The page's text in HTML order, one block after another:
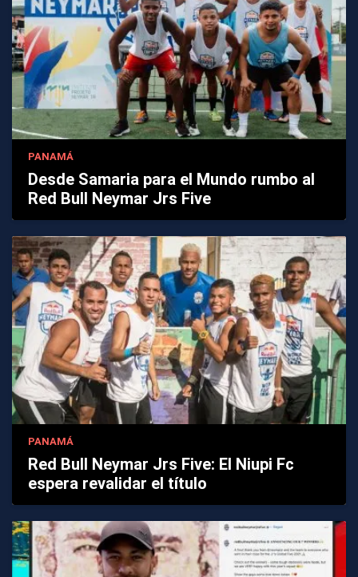
PANAMÁ
Desde Samaria para el Mundo rumbo al
Red Bull Neymar Jrs Five
PANAMÁ
Red Bull Neymar Jrs Five: El Niupi Fc
espera revalidar el título